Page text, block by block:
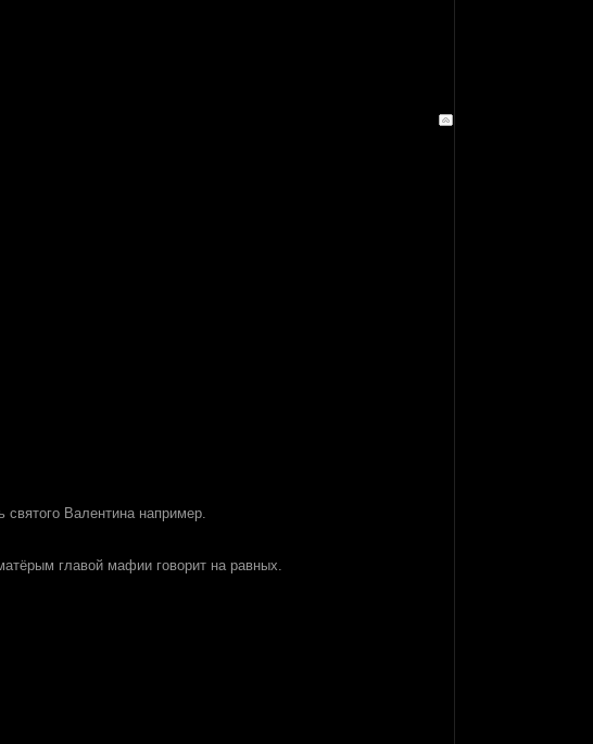
Валентина например.
главой мафии говорит на равных.